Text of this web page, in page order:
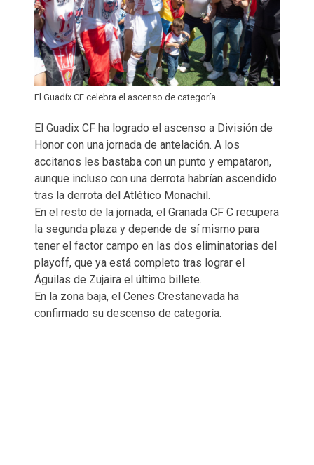
El Guadíx CF celebra el ascenso de categoría
El Guadix CF ha logrado el ascenso a División de
Honor con una jornada de antelación. A los
accitanos les bastaba con un punto y empataron,
aunque incluso con una derrota habrían ascendido
tras la derrota del Atlético Monachil.
En el resto de la jornada, el Granada CF C recupera
la segunda plaza y depende de sí mismo para
tener el factor campo en las dos eliminatorias del
playoff, que ya está completo tras lograr el
Águilas de Zujaira el último billete.
En la zona baja, el Cenes Crestanevada ha
confirmado su descenso de categoría.